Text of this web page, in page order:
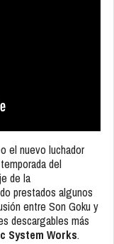
el nuevo luchador
del
de la
prestados algunos
entre Son Goku y
descargables más
System Works.